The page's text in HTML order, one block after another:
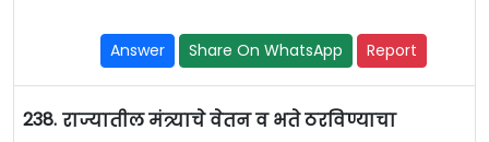
Answer Share On WhatsApp Report
238. राज्यातील मंत्र्याचे वेतन व भते ठरविण्याचा